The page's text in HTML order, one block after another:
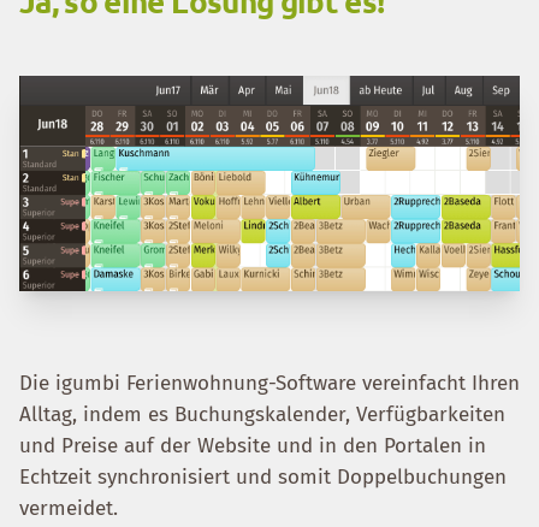
Die igumbi Ferienwohnung-Software vereinfacht Ihren
Alltag, indem es Buchungskalender, Verfügbarkeiten
und Preise auf der Website und in den Portalen in
Echtzeit synchronisiert und somit Doppelbuchungen
vermeidet.